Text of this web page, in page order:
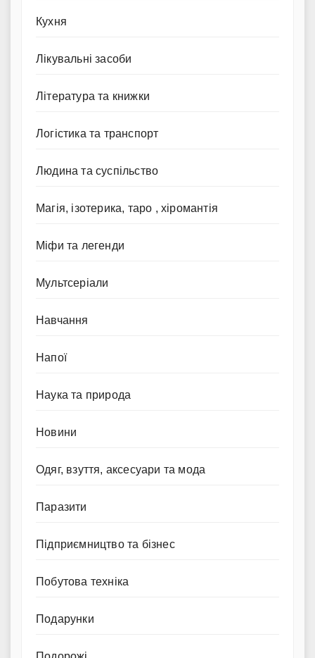
Кухня
Лікувальні засоби
Література та книжки
Логістика та транспорт
Людина та суспільство
Магія, ізотерика, таро , хіромантія
Міфи та легенди
Мультсеріали
Навчання
Напої
Наука та природа
Новини
Одяг, взуття, аксесуари та мода
Паразити
Підприємництво та бізнес
Побутова техніка
Подарунки